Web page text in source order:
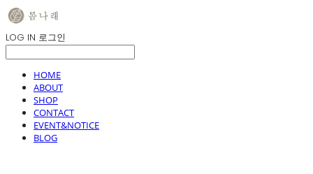
LOG IN 로그인
HOME
ABOUT
SHOP
CONTACT
EVENT&NOTICE
BLOG